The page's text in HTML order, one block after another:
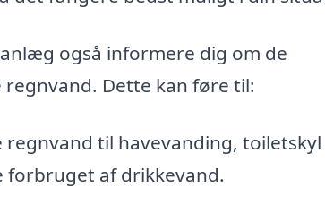
også informere dig om de
Dette kan føre til:
regnvand til havevanding, toiletskyl
forbruget af drikkevand.